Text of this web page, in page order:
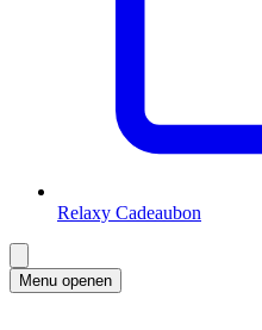
Relaxy Cadeaubon
Menu openen